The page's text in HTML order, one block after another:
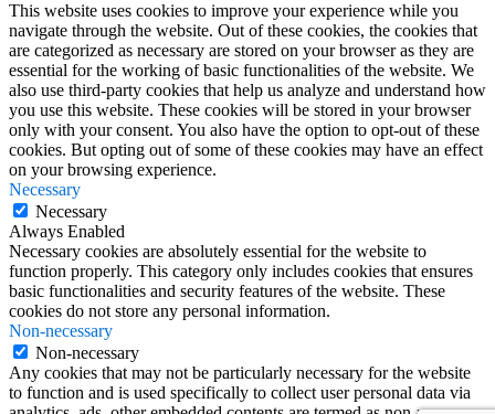
This website uses cookies to improve your experience while you
navigate through the website. Out of these cookies, the cookies that
are categorized as necessary are stored on your browser as they are
essential for the working of basic functionalities of the website. We
also use third-party cookies that help us analyze and understand how
you use this website. These cookies will be stored in your browser
only with your consent. You also have the option to opt-out of these
cookies. But opting out of some of these cookies may have an effect
on your browsing experience.
Necessary
Necessary
Always Enabled
Necessary cookies are absolutely essential for the website to
function properly. This category only includes cookies that ensures
basic functionalities and security features of the website. These
cookies do not store any personal information.
Non-necessary
Non-necessary
Any cookies that may not be particularly necessary for the website
to function and is used specifically to collect user personal data via